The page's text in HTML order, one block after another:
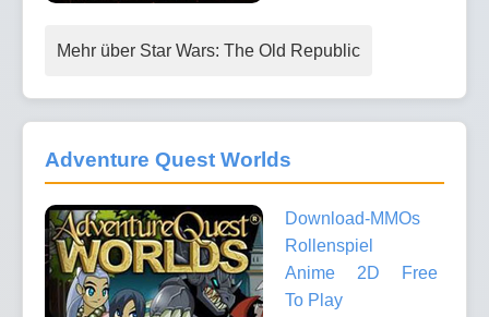
Mehr über Star Wars: The Old Republic
Adventure Quest Worlds
Download-MMOs
Rollenspiel
Anime
2D
Free
To Play